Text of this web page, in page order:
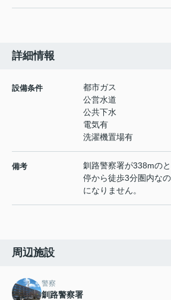
詳細情報
設備条件
都市ガス
公営水道
公共下水
電気有
洗濯機置場有
備考
釧路警察署が338mの
停から徒歩3分圏内な
になりません。
周辺施設
警察
釧路警察署